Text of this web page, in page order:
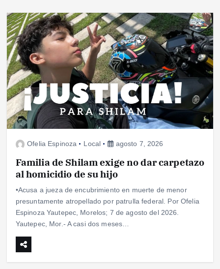
Ofelia Espinoza Local agosto 7, 2026
Familia de Shilam exige no dar carpetazo
al homicidio de su hijo
•Acusa a jueza de encubrimiento en muerte de menor
presuntamente atropellado por patrulla federal. Por Ofelia
Espinoza Yautepec, Morelos; 7 de agosto del 2026.
Yautepec, Mor.- A casi dos meses…